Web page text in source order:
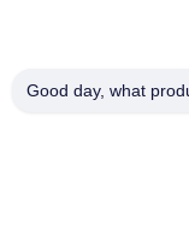
কারখানা ভ্রমণ
Good day, what